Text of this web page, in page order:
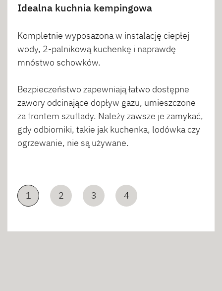
Idealna kuchnia kempingowa
Kompletnie wyposażona w instalację ciepłej
wody, 2-palnikową kuchenkę i naprawdę
mnóstwo schowków.
Bezpieczeństwo zapewniają łatwo dostępne
zawory odcinające dopływ gazu, umieszczone
za frontem szuflady. Należy zawsze je zamykać,
gdy odbiorniki, takie jak kuchenka, lodówka czy
ogrzewanie, nie są używane.
1 2 3 4